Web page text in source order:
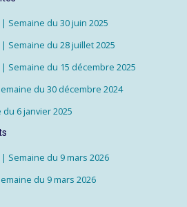
Semaine du 30 juin 2025
Semaine du 28 juillet 2025
Semaine du 15 décembre 2025
du 30 décembre 2024
6 janvier 2025
Semaine du 9 mars 2026
du 9 mars 2026